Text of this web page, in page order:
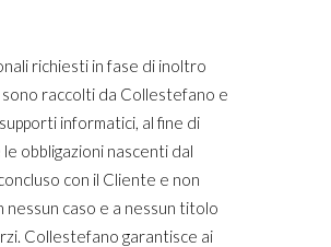
richiesti in fase di inoltro
sono raccolti da Collestefano e
informatici, al fine di
obbligazioni nascenti dal
con il Cliente e non
nessun caso e a nessun titolo
Collestefano garantisce ai